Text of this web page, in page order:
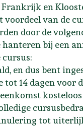
en
van de
door de
bij een
cursus:
en dus bent
tot 14 dagen voor
tot